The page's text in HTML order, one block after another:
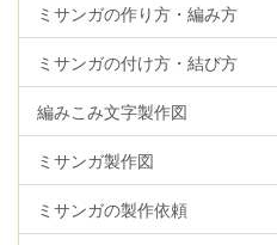
ミサンガの作り方・編み方
ミサンガの付け方・結び方
編みこみ文字製作図
ミサンガ製作図
ミサンガの製作依頼